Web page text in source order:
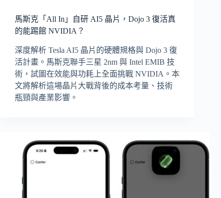
馬斯克「All In」自研 AI5 晶片，Dojo 3 復活真
的能踢館 NVIDIA？
深度解析 Tesla AI5 晶片的硬體規格與 Dojo 3 復
活計畫。馬斯克聯手三星 2nm 與 Intel EMIB 技
術，試圖在效能與功耗上全面挑戰 NVIDIA。本
文將解析這場晶片大戰背後的成本考量、技術
瓶頸與產業影響。